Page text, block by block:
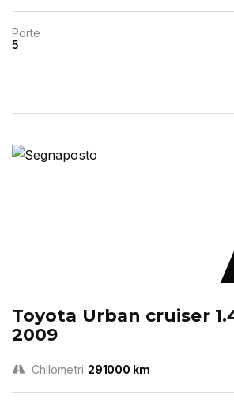
Porte
5
Toyota Urban cruiser
2009
Chilometri 291000 km